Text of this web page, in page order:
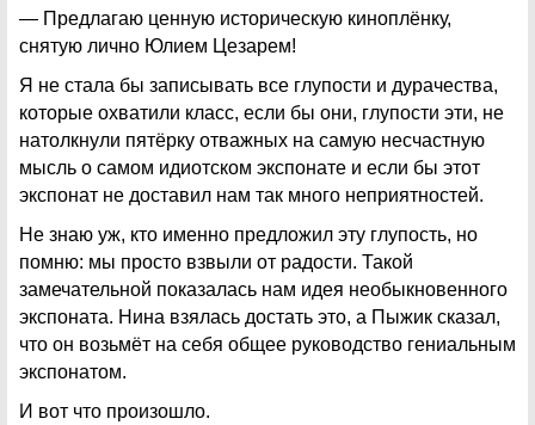
— Предлагаю ценную историческую киноплёнку,
снятую лично Юлием Цезарем!
Я не стала бы записывать все глупости и дурачества,
которые охватили класс, если бы они, глупости эти, не
натолкнули пятёрку отважных на самую несчастную
мысль о самом идиотском экспонате и если бы этот
экспонат не доставил нам так много неприятностей.
Не знаю уж, кто именно предложил эту глупость, но
помню: мы просто взвыли от радости. Такой
замечательной показалась нам идея необыкновенного
экспоната. Нина взялась достать это, а Пыжик сказал,
что он возьмёт на себя общее руководство гениальным
экспонатом.
И вот что произошло.